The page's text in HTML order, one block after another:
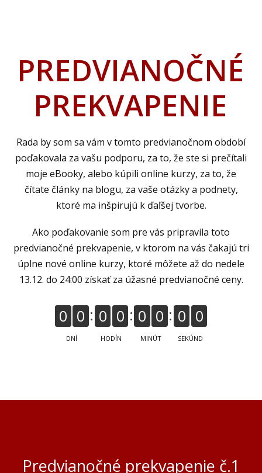
PREDVIANOČNÉ
PREKVAPENIE
Rada by som sa vám v tomto predvianočnom období
poďakovala za vašu podporu, za to, že ste si prečítali
moje eBooky, alebo kúpili online kurzy, za to, že
čítate články na blogu, za vaše otázky a podnety,
ktoré ma inšpirujú k ďaľšej tvorbe.
Ako poďakovanie som pre vás pripravila toto
predvianočné prekvapenie, v ktorom na vás čakajú tri
úplne nové online kurzy, ktoré môžete až do nedele
13.12. do 24:00 získať za úžasné predvianočné ceny.
0 0
DNÍ
0 0
HODÍN
0 0
MINÚT
0 0
SEKÚND
Predvianočné prekvapenie č.1